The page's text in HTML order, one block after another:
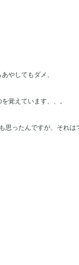
やしてもダメ、
覚えています、、。
思ったんですが、それ